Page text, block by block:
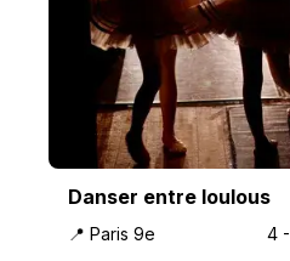
Danser entre loulous
📍 Paris 9e 4-